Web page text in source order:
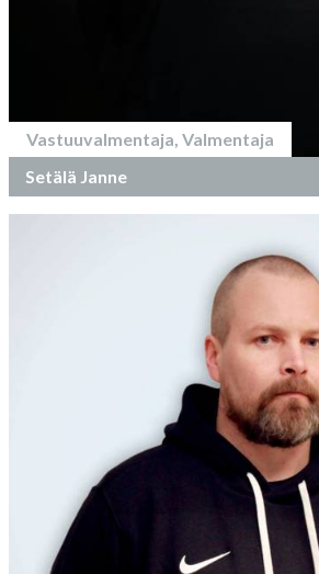
Vastuuvalmentaja, Valmentaja
Setälä Janne